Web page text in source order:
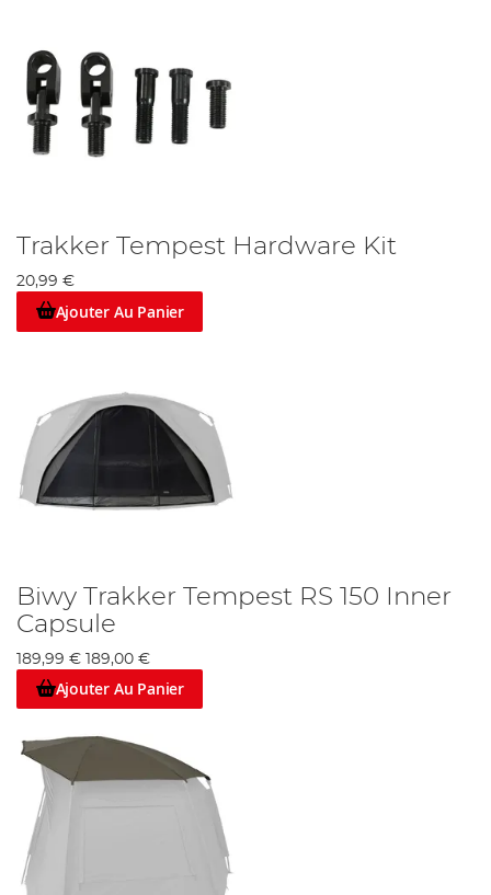
Trakker Tempest Hardware Kit
20,99 €
Ajouter Au Panier
Biwy Trakker Tempest RS 150 Inner
Capsule
189,99 € 189,00 €
Ajouter Au Panier